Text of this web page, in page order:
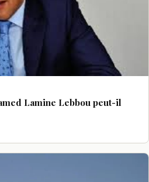
Lamine Lebbou peut-il